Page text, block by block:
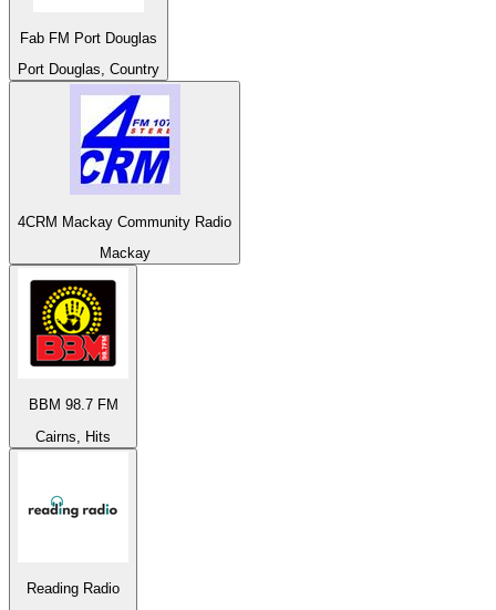
Fab FM Port Douglas
Port Douglas, Country
4CRM Mackay Community Radio
Mackay
BBM 98.7 FM
Cairns, Hits
Reading Radio